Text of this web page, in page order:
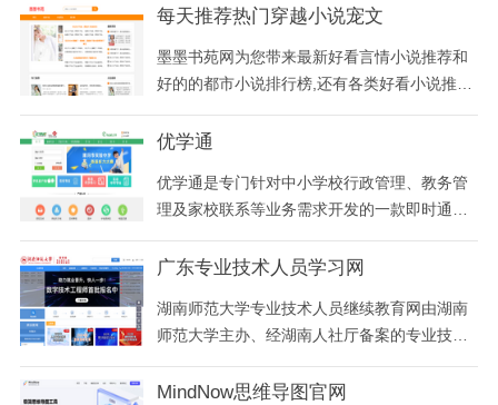
在北京、上海、浙江、江苏、江西、安徽、湖
字化学习中心,提升学历,升级事业来弘成教育.
每天推荐热门穿越小说宠文
墨墨书苑网为您带来最新好看言情小说推荐和
好的的都市小说排行榜,还有各类好看小说推荐
就上墨墨书苑。
优学通
优学通是专门针对中小学校行政管理、教务管
理及家校联系等业务需求开发的一款即时通讯
广东专业技术人员学习网
湖南师范大学专业技术人员继续教育网由湖南
师范大学主办、经湖南人社厅备案的专业技术
展公需科目、专业课科目和选修科目，为技术
MindNow思维导图官网